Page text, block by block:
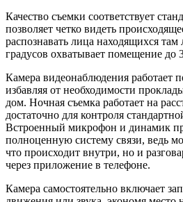
Качество съемки соответствует
позволяет четко видеть
распознавать лица находящихся
градусов охватывает помещение до
Камера видеонаблюдения работает
избавляя от необходимости
дом. Ночная съемка работает на
достаточно для контроля
Встроенный микрофон и динамик
полноценную систему связи, ведь
что происходит внутри, но и
через приложение в телефоне.
Камера самостоятельно включает